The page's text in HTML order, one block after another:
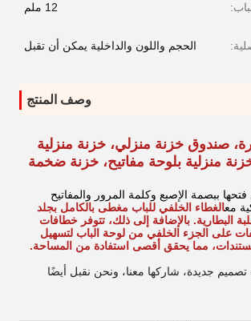
12 ملم
الحجم واللون والداخلية يمكن أن تقبل
وصف المنتج
صندوق خزنة منزلي، خزنة منزلية
منزلية بلوحة مفاتيح، خزنة ضخمة
ببصمة الإصبع وكلمة المرور والمفاتيح
معالغطاء الخلفي للباب مغطى بالكامل بجلد
البطارية. بالإضافة إلى ذلك، تتوفر خطافات
على الجزء الخلفي من لوحة الباب لتسهيل
مما يحقق أقصى استفادة من المساحة.
جديدة، شاركها معنا، ونحن نقبل أيضًا